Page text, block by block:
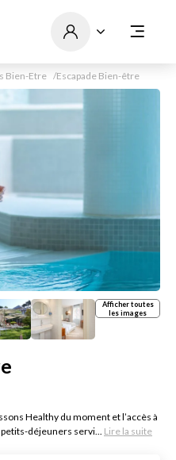
Bien-Etre Escapade Bien-être
Afficher toutes
les images
Healthy du moment et l’accès à
petits-déjeuners servi... Lire la suite